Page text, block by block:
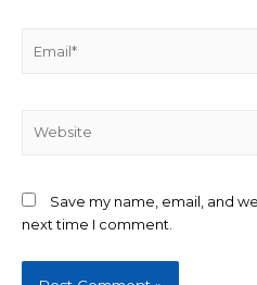
Save my name, email, and
next time I comment.